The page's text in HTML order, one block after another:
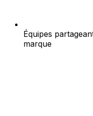
Équipes
marque